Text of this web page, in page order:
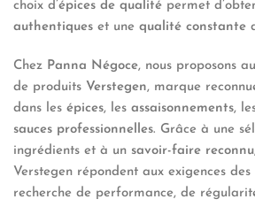
choix d’épices de qualité permet
authentiques et une qualité constante
Chez Panna Négoce, nous proposons au
de produits Verstegen, marque
dans les épices, les assaisonnements,
sauces professionnelles. Grâce à une
ingrédients et à un savoir-faire reconnu
Verstegen répondent aux exigences
recherche de performance, de